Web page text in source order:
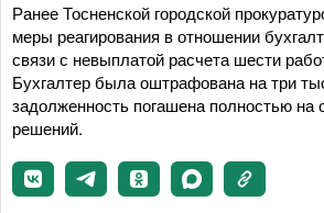
Ранее Тосненской городской
меры реагирования в отношении
связи с невыплатой расчета шести
Бухгалтер была оштрафована на три
задолженность погашена полностью на
решений.